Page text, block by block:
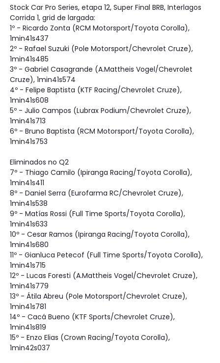
Stock Car Pro Series, etapa 12, Super Final BRB, Interlagos
Corrida 1, grid de largada:
1º - Ricardo Zonta (RCM Motorsport/Toyota Corolla),
1min41s437
2º - Rafael Suzuki (Pole Motorsport/Chevrolet Cruze),
1min41s485
3º - Gabriel Casagrande (A.Mattheis Vogel/Chevrolet
Cruze), 1min41s574
4º - Felipe Baptista (KTF Racing/Chevrolet Cruze),
1min41s608
5º - Julio Campos (Lubrax Podium/Chevrolet Cruze),
1min41s713
6º - Bruno Baptista (RCM Motorsport/Toyota Corolla),
1min41s753
Eliminados no Q2
7º - Thiago Camilo (Ipiranga Racing/Toyota Corolla),
1min41s411
8º - Daniel Serra (Eurofarma RC/Chevrolet Cruze),
1min41s538
9º - Matías Rossi (Full Time Sports/Toyota Corolla),
1min41s633
10º - Cesar Ramos (Ipiranga Racing/Toyota Corolla),
1min41s680
11º - Gianluca Petecof (Full Time Sports/Toyota Corolla),
1min41s715
12º - Lucas Foresti (A.Mattheis Vogel/Chevrolet Cruze),
1min41s779
13º - Átila Abreu (Pole Motorsport/Chevrolet Cruze),
1min41s781
14º - Cacá Bueno (KTF Sports/Chevrolet Cruze),
1min41s819
15º - Enzo Elias (Crown Racing/Toyota Corolla),
1min42s037